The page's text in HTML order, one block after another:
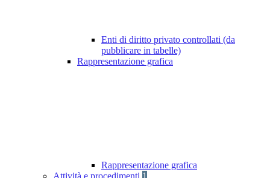
Enti di diritto privato controllati (da
pubblicare in tabelle)
Rappresentazione grafica
Rappresentazione grafica